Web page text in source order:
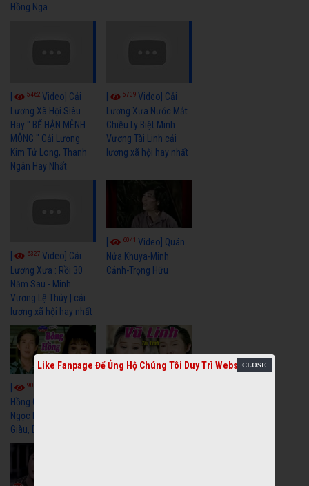
Hồng Nga
5462 Video] Cải
Lương Xã Hội Siêu
Hay " BỂ HẬN MÊNH
MÔNG " Cải Lương
Kim Tử Long, Thanh
Ngân Hay Nhất
5739Video] Cải
Lương Xưa Nước Mắt
Chiều Ly Biệt Minh
Vương Tài Linh cải
lương xã hội hay nhất
6327 Video] Cải
Lương Xưa : Rồi 30
Năm Sau - Minh
Vương Lệ Thủy | cải
lương xã hội hay nhất
6041Video] Quán
Nửa Khuya-Minh
Cảnh-Trọng Hữu
9059
Hồng Cài Áo - Vũ Linh,
Ngọc Huyền, Ngọc
Giàu, Diệp Lang
Like Fanpage Để Ủng Hộ Chúng Tôi Duy Trì Website